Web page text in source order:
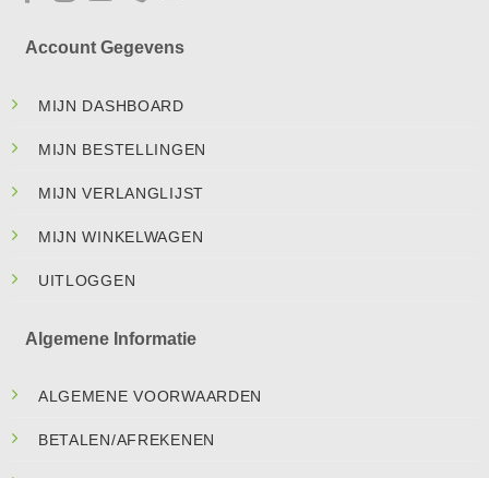
Account Gegevens
MIJN DASHBOARD
MIJN BESTELLINGEN
MIJN VERLANGLIJST
MIJN WINKELWAGEN
UITLOGGEN
Algemene Informatie
ALGEMENE VOORWAARDEN
BETALEN/AFREKENEN